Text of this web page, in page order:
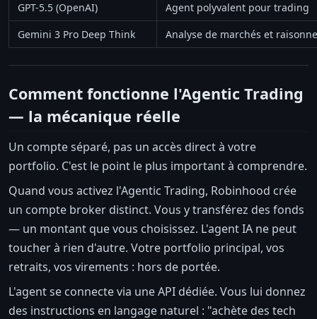
GPT-5.5 (OpenAI)
Agent polyvalent pour trading
Gemini 3 Pro Deep Think
Analyse de marchés et
Comment fonctionne l'Agentic Trading
— la mécanique réelle
Un compte séparé, pas un accès direct à votre
portfolio. C'est le point le plus important à comprendre.
Quand vous activez l'Agentic Trading, Robinhood crée
un compte broker distinct. Vous y transférez des fonds
— un montant que vous choisissez. L'agent IA ne peut
toucher à rien d'autre. Votre portfolio principal, vos
retraits, vos virements : hors de portée.
L'agent se connecte via une API dédiée. Vous lui donnez
des instructions en langage naturel : "achète des tech